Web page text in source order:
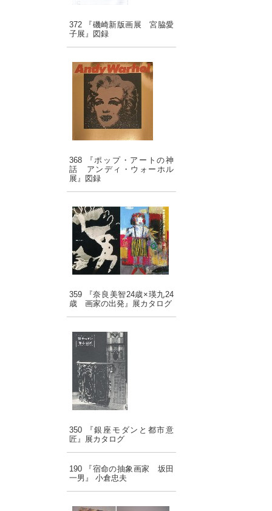
372 『磯崎新版画展 宮脇愛
子展』図録
368 『ポップ・アートの神
話 アンディ・ウォーホル
展』図録
359 『奈良美智24歳×瑛九24
歳 画家の出発』展カタログ
350 『銀座モダンと都市意
匠』展カタログ
190 『宿命の抽象画家 坂田
一男』 小倉忠夫